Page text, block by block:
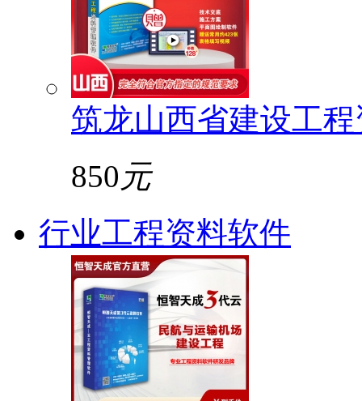
筑龙山西省建设工
850 元
行业工程资料软件